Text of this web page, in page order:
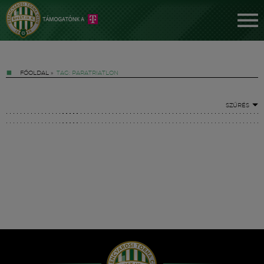
FŐOLDAL » TAG: PARATRIATLON
SZŰRÉS
Hírek